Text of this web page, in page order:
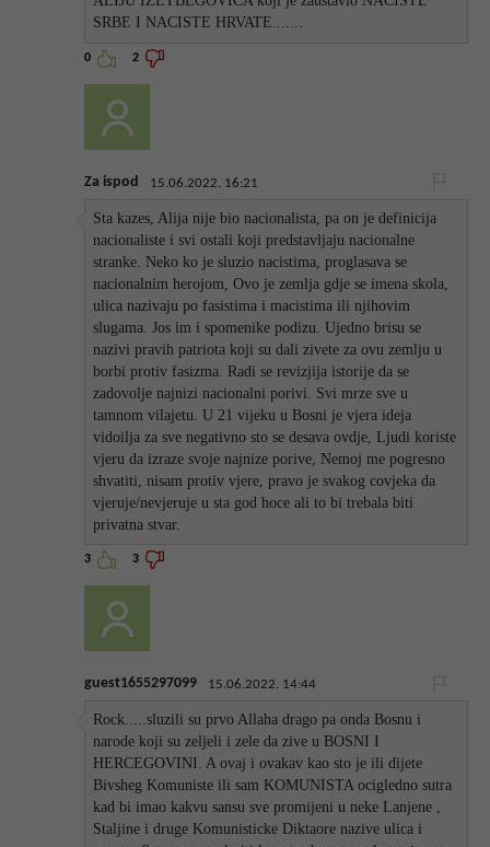
SRBE I NACISTE HRVATE.......
0 2
Za ispod 15.06.2022. 16:21
Sta kazes, Alija nije bio nacionalista, pa on je definicija
nacionaliste i svi ostali koji predstavljaju nacionalne
stranke. Neko ko je sluzio nacistima, proglasava se
nacionalnim herojom, Ovo je zemlja gdje se imena skola,
ulica nazivaju po fasistima i macistima ili njihovim
slugama. Jos im i spomenike podizu. Ujedno brisu se
nazivi pravih patriota koji su dali zivete za ovu zemlju u
borbi protiv fasizma. Radi se revizjija istorije da se
zadovolje najnizi nacionalni porivi. Svi mrze sve u
tamnom vilajetu. U 21 vijeku u Bosni je vjera ideja
vidoilja za sve negativno sto se desava ovdje, Ljudi koriste
vjeru da izraze svoje najnize porive, Nemoj me pogresno
shvatiti, nisam protiv vjere, pravo je svakog covjeka da
vjeruje/nevjeruje u sta god hoce ali to bi trebala biti
privatna stvar.
3 3
guest1655297099 15.06.2022. 14:44
Rock.....sluzili su prvo Allaha drago pa onda Bosnu i
narode koji su zeljeli i zele da zive u BOSNI I
HERCEGOVINI. A ovaj i ovakav kao sto je ili dijete
Bivsheg Komuniste ili sam KOMUNISTA ocigledno sutra
kad bi imao kakvu sansu sve promijeni u neke Lanjene ,
Staljine i druge Komunisticke Diktaore nazive ulica i